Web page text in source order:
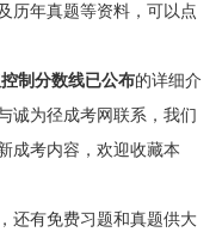
历年真题等资料，可以点
制分数线已公布的详细介
诚为径成考网联系，我们
成考内容，欢迎收藏本
还有免费习题和真题供大